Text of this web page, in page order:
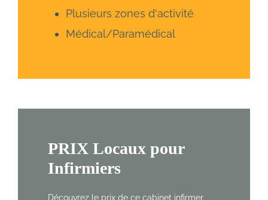
Plusieurs zones d'activité
Médical/Paramédical
PRIX Locaux pour
Infirmiers
Découvrez le prix de ce cabinet infirmer